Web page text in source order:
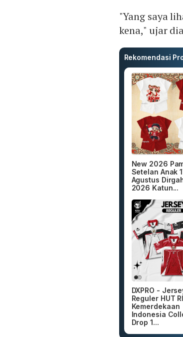
"Yang saya
kena," ujar
Rekomendasi
New 2026
Setelan Anak
Agustus
2026 Katun...
DXPRO -
Reguler HUT RI
Kemerdekaan
Indonesia
Drop 1...